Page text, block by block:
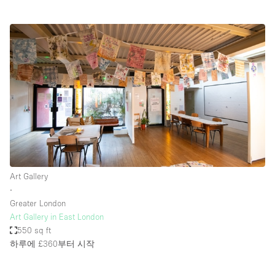
Art Gallery
∙
Greater London
Art Gallery in East London
550 sq ft
하루에 £360부터 시작